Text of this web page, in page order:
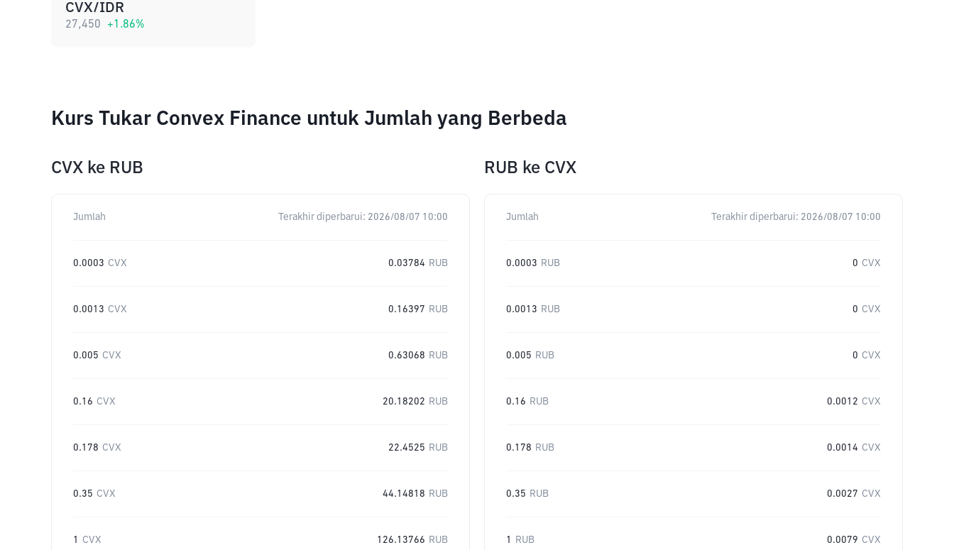
CVX/IDR
27,450 +1.86%
Kurs Tukar Convex Finance untuk Jumlah yang Berbeda
CVX ke RUB
Jumlah Terakhir diperbarui: 2026/08/07 10:00
0.0003 CVX 0.03784 RUB
0.0013 CVX 0.16397 RUB
0.005 CVX 0.63068 RUB
0.16 CVX 20.18202 RUB
0.178 CVX 22.4525 RUB
0.35 CVX 44.14818 RUB
1 CVX 126.13766 RUB
RUB ke CVX
Jumlah Terakhir diperbarui: 2026/08/07 10:00
0.0003 RUB 0 CVX
0.0013 RUB 0 CVX
0.005 RUB 0 CVX
0.16 RUB 0.0012 CVX
0.178 RUB 0.0014 CVX
0.35 RUB 0.0027 CVX
1 RUB 0.0079 CVX